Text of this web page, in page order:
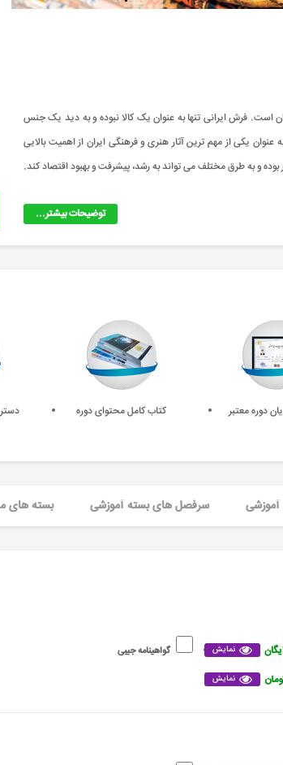
است. فرش ایرانی تنها به عنوان یک کالا نبوده و به دید یک جنس
یکی از مهم ترین آثار هنری و فرهنگی ایران از اهمیت بالایی
بوده و به طرق مختلف می تواند به رشد، پیشرفت و بهبود اقتصاد کند.
توضیحات بیشتر...
دوره معتبر کتاب کامل محتوای دوره
سرفصل های بسته آموزشی بسته های
نمایش
نمایش
گواهینامه جیبی